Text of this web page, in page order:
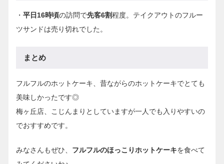
・ 平日16時頃の訪問で先客6割程度。テイクアウトのフルー
ツサンドは売り切れでした。
まとめ
フルフルのホットケーキ、昔ながらのホットケーキでとても
美味しかったです◎
梅ヶ丘店、こじんまりとしていますが一人でも入りやすいの
でおすすめです。
みなさんもぜひ、 フルフルのほっこりホットケーキを食べて